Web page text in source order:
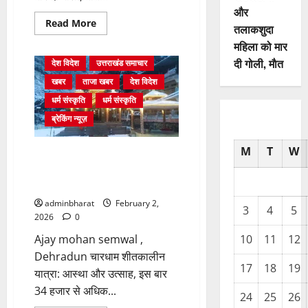
Read MoreRead
more
ने
दरवाजा
खटखटाया
और
तलाकशुदा
महिला
को
मार
दी
देश विदेश
उत्तराखंड समाचार
खबर
ताजा खबर
देश विदेश
धर्म संस्कृति
धर्म संस्कृति
ब्रेकिंग न्यूज़
adminbharat
February 2,
2026
0
Ajay mohan semwal ,
Dehradun चारधाम शीतकालीन
यात्रा: आस्था और उत्साह, इस बार
34 हजार से अधिक...
और
तलाकशुदा
महिला को मार
दी गोली, माैत
M T W
3 4
5
10
11
12
17
18
19
24
25
26